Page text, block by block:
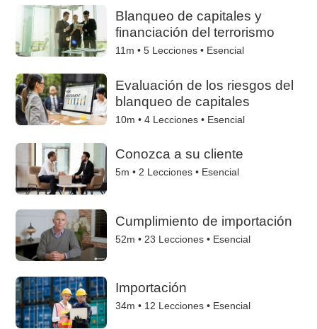
Blanqueo de capitales y
financiación del terrorismo
11m •5 Lecciones • Esencial
Evaluación de los riesgos del
blanqueo de capitales
10m •4 Lecciones • Esencial
Conozca a su cliente
5m • 2 Lecciones • Esencial
Cumplimiento de importación
52m • 23 Lecciones • Esencial
Importación
34m • 12 Lecciones • Esencial